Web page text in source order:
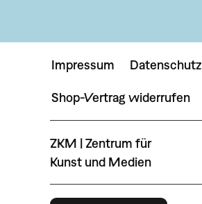
Impressum Datenschutz
Shop-Vertrag widerrufen
ZKM | Zentrum für
Kunst und Medien